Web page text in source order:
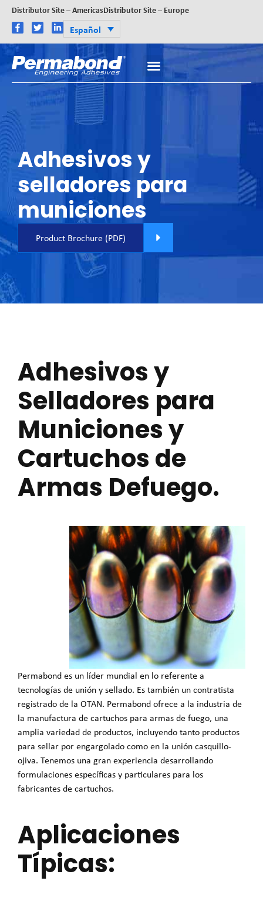
Distributor Site – AmericasDistributor Site – Europe
Español
Adhesivos y
selladores para
municiones
Product Brochure (PDF)
Adhesivos y
Selladores para
Municiones y
Cartuchos de
Armas Defuego.
Permabond es un líder mundial en lo referente a
tecnologías de unión y sellado. Es también un contratista
registrado de la OTAN. Permabond ofrece a la industria de
la manufactura de cartuchos para armas de fuego, una
amplia variedad de productos, incluyendo tanto productos
para sellar por engargolado como en la unión casquillo-
ojiva. Tenemos una gran experiencia desarrollando
formulaciones específicas y particulares para los
fabricantes de cartuchos.
Aplicaciones
Típicas: